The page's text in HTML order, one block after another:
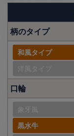
柄のタイプ
和風タイプ
洋風タイプ
口輪
象牙風
黒水牛